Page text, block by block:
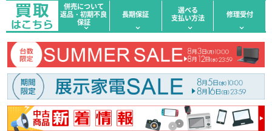
併売について
返品・初期不良
保証
長期保証 選べる
支払い方法 修理受付